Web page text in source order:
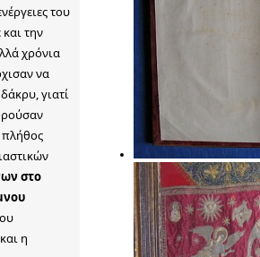
του
την
χρόνια
να
γιατί
πλήθος
στο
η